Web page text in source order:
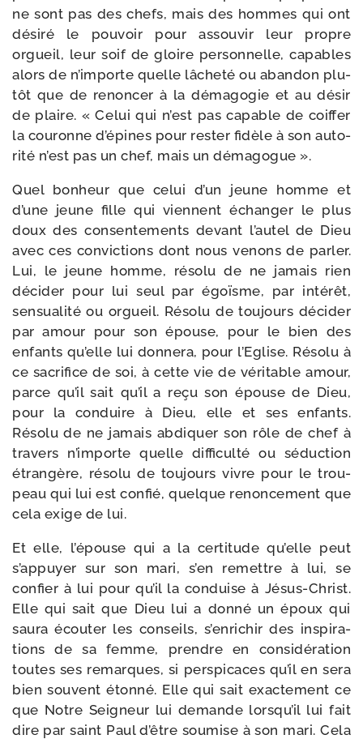
ne sont pas des chefs, mais des hommes qui ont
dési­ré le pou­voir pour assou­vir leur propre
orgueil, leur soif de gloire per­son­nelle, capables
alors de n’importe quelle lâche­té ou aban­don plu­
tôt que de renon­cer à la déma­go­gie et au désir
de plaire. « Celui qui n’est pas capable de coif­fer
la cou­ronne d’épines pour res­ter fidèle à son auto­
ri­té n’est pas un chef, mais un démagogue ».
Quel bon­heur que celui d’un jeune homme et
d’une jeune fille qui viennent échan­ger le plus
doux des consen­te­ments devant l’autel de Dieu
avec ces convic­tions dont nous venons de par­ler.
Lui, le jeune homme, réso­lu de ne jamais rien
déci­der pour lui seul par égoïsme, par inté­rêt,
sen­sua­li­té ou orgueil. Résolu de tou­jours déci­der
par amour pour son épouse, pour le bien des
enfants qu’elle lui don­ne­ra, pour l’Eglise. Résolu à
ce sacri­fice de soi, à cette vie de véri­table amour,
parce qu’il sait qu’il a reçu son épouse de Dieu,
pour la conduire à Dieu, elle et ses enfants.
Résolu de ne jamais abdi­quer son rôle de chef à
tra­vers n’importe quelle dif­fi­cul­té ou séduc­tion
étran­gère, réso­lu de tou­jours vivre pour le trou­
peau qui lui est confié, quelque renon­ce­ment que
cela exige de lui.
Et elle, l’épouse qui a la cer­ti­tude qu’elle peut
s’appuyer sur son mari, s’en remettre à lui, se
confier à lui pour qu’il la conduise à Jésus-​Christ.
Elle qui sait que Dieu lui a don­né un époux qui
sau­ra écou­ter les conseils, s’enrichir des ins­pi­ra­
tions de sa femme, prendre en consi­dé­ra­tion
toutes ses remarques, si pers­pi­caces qu’il en sera
bien sou­vent éton­né. Elle qui sait exac­te­ment ce
que Notre Seigneur lui demande lorsqu’il lui fait
dire par saint Paul d’être sou­mise à son mari. Cela